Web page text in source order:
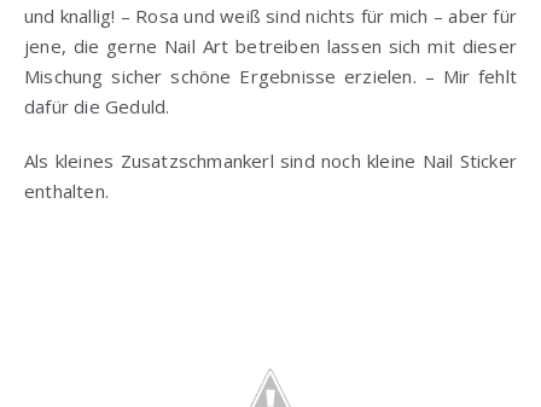
und knallig! – Rosa und weiß sind nichts für mich – aber für
jene, die gerne Nail Art betreiben lassen sich mit dieser
Mischung sicher schöne Ergebnisse erzielen. – Mir fehlt
dafür die Geduld.
Als kleines Zusatzschmankerl sind noch kleine Nail Sticker
enthalten.